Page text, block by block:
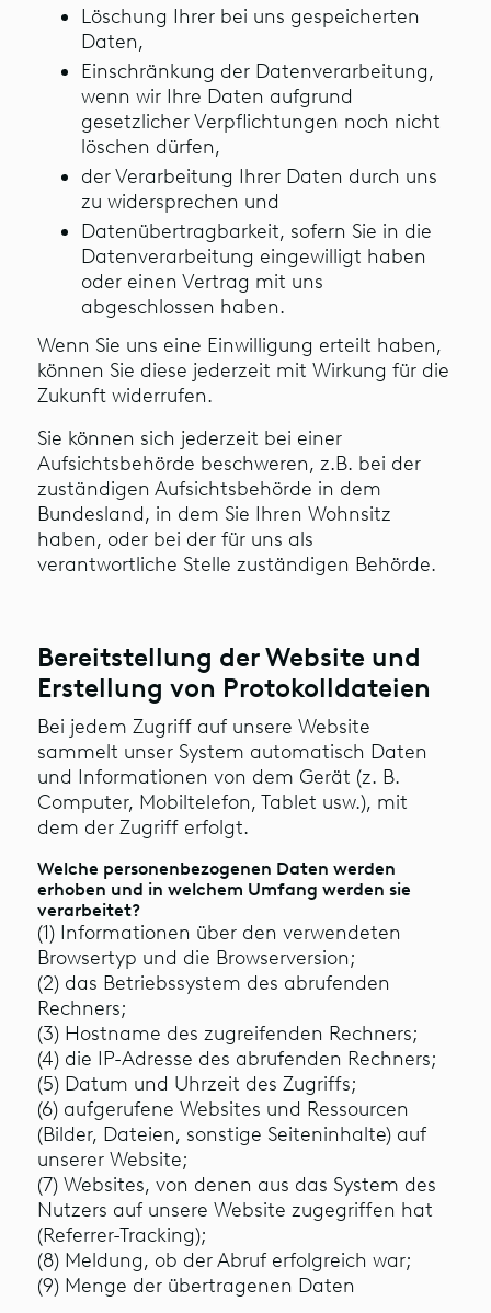
Löschung Ihrer bei uns gespeicherten
Daten,
Einschränkung der Datenverarbeitung,
wenn wir Ihre Daten aufgrund
gesetzlicher Verpflichtungen noch nicht
löschen dürfen,
der Verarbeitung Ihrer Daten durch uns
zu widersprechen und
Datenübertragbarkeit, sofern Sie in die
Datenverarbeitung eingewilligt haben
oder einen Vertrag mit uns
abgeschlossen haben.
Wenn Sie uns eine Einwilligung erteilt haben,
können Sie diese jederzeit mit Wirkung für die
Zukunft widerrufen.
Sie können sich jederzeit bei einer
Aufsichtsbehörde beschweren, z.B. bei der
zuständigen Aufsichtsbehörde in dem
Bundesland, in dem Sie Ihren Wohnsitz
haben, oder bei der für uns als
verantwortliche Stelle zuständigen Behörde.
Bereitstellung der Website und
Erstellung von Protokolldateien
Bei jedem Zugriff auf unsere Website
sammelt unser System automatisch Daten
und Informationen von dem Gerät (z. B.
Computer, Mobiltelefon, Tablet usw.), mit
dem der Zugriff erfolgt.
Welche personenbezogenen Daten werden
erhoben und in welchem Umfang werden sie
verarbeitet?
(1) Informationen über den verwendeten
Browsertyp und die Browserversion;
(2) das Betriebssystem des abrufenden
Rechners;
(3) Hostname des zugreifenden Rechners;
(4) die IP-Adresse des abrufenden Rechners;
(5) Datum und Uhrzeit des Zugriffs;
(6) aufgerufene Websites und Ressourcen
(Bilder, Dateien, sonstige Seiteninhalte) auf
unserer Website;
(7) Websites, von denen aus das System des
Nutzers auf unsere Website zugegriffen hat
(Referrer-Tracking);
(8) Meldung, ob der Abruf erfolgreich war;
(9) Menge der übertragenen Daten